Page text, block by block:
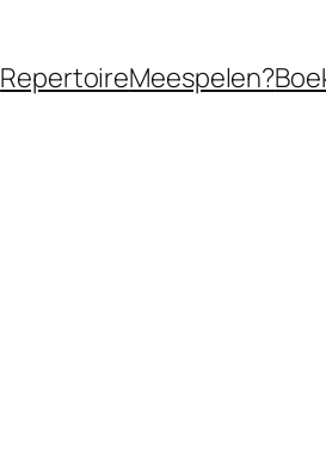
RepertoireMeespelen?